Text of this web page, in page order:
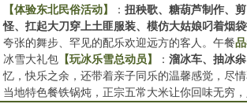
【体验东北民俗活动】
： 扭秧歌、糖葫芦制作、
怪、扛起大刀穿上土匪服装、模仿大姑娘叼着烟袋
夸张的舞步、罕见的配乐欢迎远方的客人。午餐
冰雪大礼包【玩冰乐雪总动员】 ： 溜冰车、抽冰
忆，快乐之余，还带着亲子同乐的温馨感觉，尽
当地特色餐铁锅炖，正宗五常大米让你回味无穷，